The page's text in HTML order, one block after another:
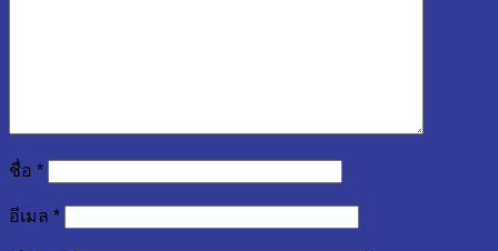
ชื่อ *
อีเมล *